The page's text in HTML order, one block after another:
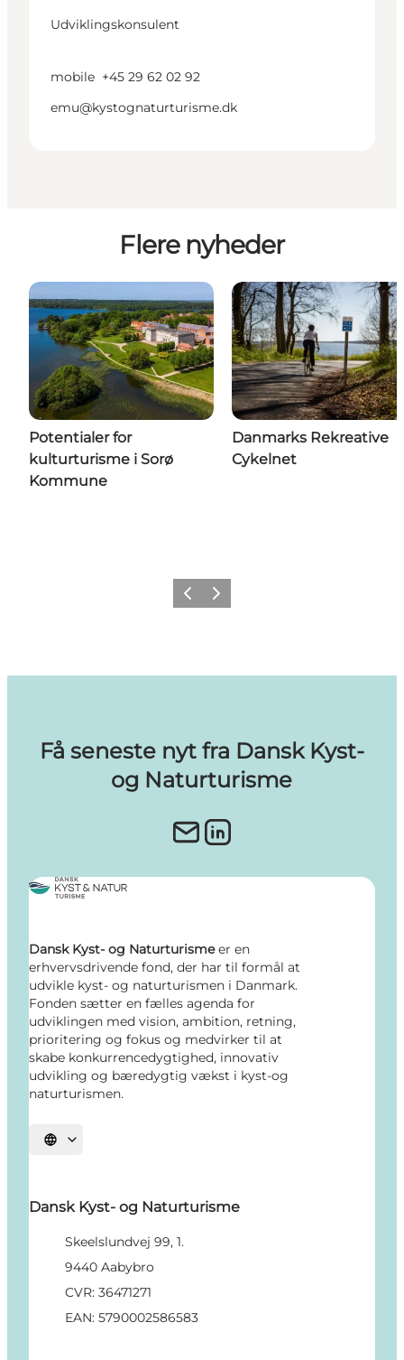
Udviklingskonsulent
mobile +45 29 62 02 92
emu@kystognaturturisme.dk
Flere nyheder
Potentialer for
kulturturisme i Sorø
Kommune
Danmarks Rekreative
Cykelnet
Forrige billede
Næste billede
Få seneste nyt fra Dansk Kyst-
og Naturturisme
Dansk Kyst- og Naturturismeer en
erhvervsdrivende fond, der har til formål at
udvikle kyst- og naturturismen i Danmark.
Fonden sætter en fælles agenda for
udviklingen med vision, ambition, retning,
prioritering og fokus og medvirker til at
skabe konkurrencedygtighed, innovativ
udvikling og bæredygtig vækst i kyst-og
naturturismen.
Vælg sprog
Dansk Kyst- og Naturturisme
Skeelslundvej 99, 1.
9440 Aabybro
CVR: 36471271
EAN: 5790002586583